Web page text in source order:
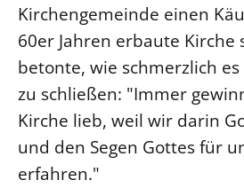
Kirchengemeinde einen
60er Jahren erbaute Kirche
betonte, wie schmerzlich
zu schließen: "Immer
Kirche lieb, weil wir darin
und den Segen Gottes für
erfahren."
Datenschutz
Geschäftsstelle Landessynode
LANDESSYNODE
27. Landessynode
Kontakt